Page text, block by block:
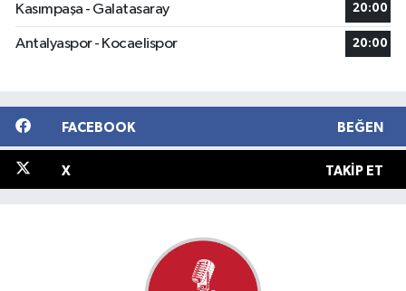
Kasımpaşa - Galatasaray 20:00
Antalyaspor - Kocaelispor 20:00
FACEBOOK BEĞEN
X TAKIP ET